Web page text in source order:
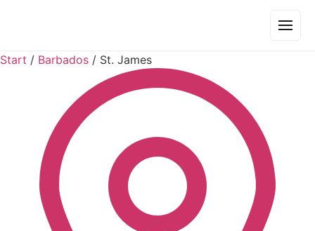
Start / Barbados / St. James